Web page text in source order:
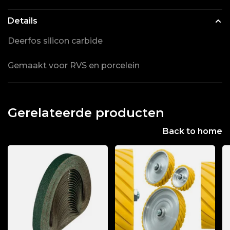
Details
Deerfos silicon carbide
Gemaakt voor RVS en porcelein
Gerelateerde producten
Back to home